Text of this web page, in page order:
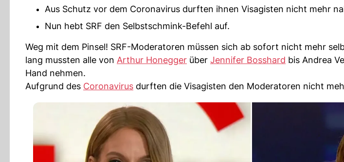
Aus Schutz vor dem Coronavirus durften ihnen Visagisten nicht mehr
Nun hebt SRF den Selbstschmink-Befehl auf.
Weg mit dem Pinsel! SRF-Moderatoren müssen sich ab sofort nicht mehr
lang mussten alle von Arthur Honegger über Jennifer Bosshard bis Andrea
Hand nehmen.
Aufgrund des Coronavirus durften die Visagisten den Moderatoren nicht